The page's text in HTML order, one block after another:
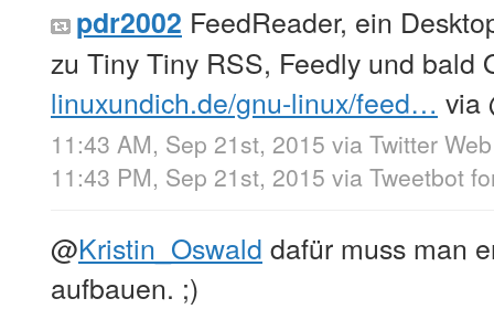
pdr2002 FeedReader, ein
zu Tiny Tiny RSS, Feedly und bald
linuxundich.de/gnu-linux/feed… via
11:43 AM, Sep 21st, 2015 via Twitter
11:43 PM, Sep 21st, 2015 via Tweetbot
@Kristin_Oswald dafür muss man
aufbauen. ;)